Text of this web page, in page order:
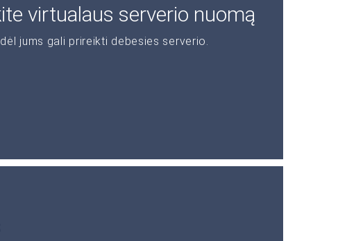
virtualaus serverio nuomą
jums gali prireikti debesies serverio.